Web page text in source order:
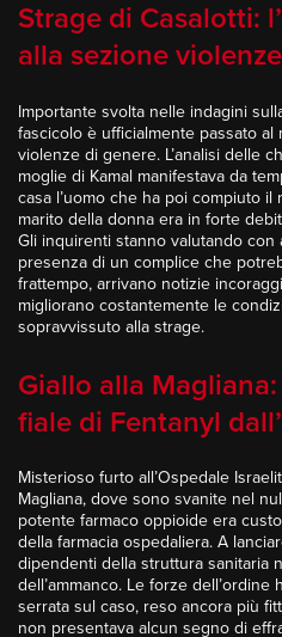
Strage di Casalotti:
alla sezione
Importante svolta nelle indagini
fascicolo è ufficialmente passato
violenze di genere. L’analisi delle
moglie di Kamal manifestava da
casa l’uomo che ha poi compiuto
marito della donna era in forte
Gli inquirenti stanno valutando con
presenza di un complice che
frattempo, arrivano notizie
migliorano costantemente le
sopravvissuto alla strage.
Giallo alla
fiale di Fentanyl
Misterioso furto all’Ospedale
Magliana, dove sono svanite nel
potente farmaco oppioide era
della farmacia ospedaliera. A
dipendenti della struttura sanitaria
dell’ammanco. Le forze dell’ordine
serrata sul caso, reso ancora più
non presentava alcun segno di